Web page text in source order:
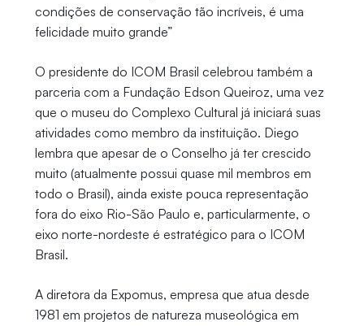
condições de conservação tão incríveis, é uma
felicidade muito grande”
O presidente do ICOM Brasil celebrou também a
parceria com a Fundação Edson Queiroz, uma vez
que o museu do Complexo Cultural já iniciará suas
atividades como membro da instituição. Diego
lembra que apesar de o Conselho já ter crescido
muito (atualmente possui quase mil membros em
todo o Brasil), ainda existe pouca representação
fora do eixo Rio-São Paulo e, particularmente, o
eixo norte-nordeste é estratégico para o ICOM
Brasil.
A diretora da Expomus, empresa que atua desde
1981 em projetos de natureza museológica em